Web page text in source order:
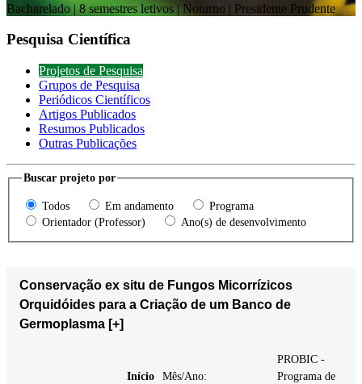
Bacharelado |8 semestres letivos | Noturno | Presidente Prudente
Pesquisa Científica
Projetos de Pesquisa
Grupos de Pesquisa
Periódicos Científicos
Artigos Publicados
Resumos Publicados
Outras Publicações
Buscar projeto por
Todos Em andamento
Programa
Orientador (Professor)
Ano(s) de desenvolvimento
Conservação ex situ de Fungos Micorrízicos
Orquidóides para a Criação de um Banco de
Germoplasma [+]
Início
Mês/Ano:
PROBIC -
Programa de